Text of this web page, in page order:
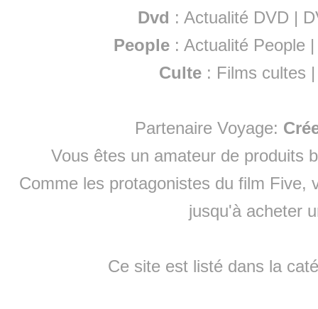
Dvd : Actualité DVD |
People :Actualité People
Culte : Films cultes
Partenaire Voyage:
Vous êtes un amateur de produits
Comme les protagonistes du film Five,
jusqu'à acheter
Ce site est listé dans la